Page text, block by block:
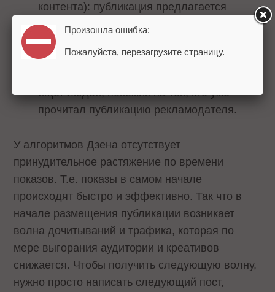
контента): публикация предлагается
людям, интересующимся похожим
контентом.
Похожие люди (коллаборативная
ищет людей, похожих на тех, кто уже
прочитал публикацию рекламодателя.
У алгоритмов Дзена отсутствует
принудительное растяжение по времени
показов. Т.е. показы в самом начале
происходят быстро и эффективно. Так что в
начале размещения публикации возникает
волна дочитываний и трафика, которая по
мере выгорания аудитории и креативов
снижается. Чтобы получить следующую волну,
нужно просто написать следующий пост,
Произошла ошибка:
Пожалуйста, перезагрузите страницу.